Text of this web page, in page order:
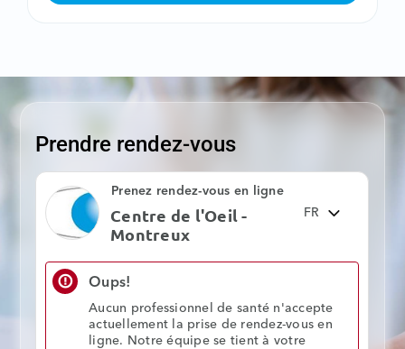
Prendre rendez-vous